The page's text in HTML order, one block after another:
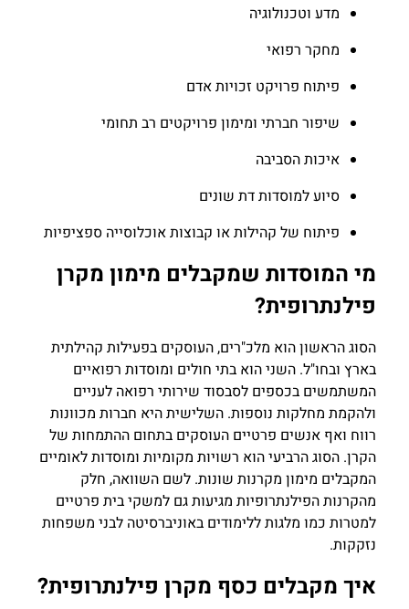
מדע וטכנולוגיה
מחקר רפואי
פיתוח פרויקט זכויות אדם
שיפור חברתי ומימון פרויקטים רב תחומי
איכות הסביבה
סיוע למוסדות דת שונים
פיתוח של קהילות או קבוצות אוכלוסייה ספציפיות
מי המוסדות שמקבלים מימון מקרן
פילנתרופית?
הסוג הראשון הוא מלכ"רים, העוסקים בפעילות קהילתית
בארץ ובחו"ל. השני הוא בתי חולים ומוסדות רפואיים
המשתמשים בכספים לסבסוד שירותי רפואה לעניים
ולהקמת מחלקות נוספות. השלישית היא חברות מכוונות
רווח ואף אנשים פרטיים העוסקים בתחום ההתמחות של
הקרן. הסוג הרביעי הוא רשויות מקומיות ומוסדות לאומיים
המקבלים מימון מקרנות שונות. לשם השוואה, חלק
מהקרנות הפילנתרופיות מגיעות גם למשקי בית פרטיים
למטרות כמו מלגות ללימודים באוניברסיטה לבני משפחות
נזקקות.
איך מקבלים כסף מקרן פילנתרופית?